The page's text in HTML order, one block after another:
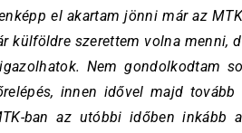
el akartam jönni már az
külföldre szerettem volna menni,
Nem gondolkodtam
innen idővel majd
ban az utóbbi időben inkább